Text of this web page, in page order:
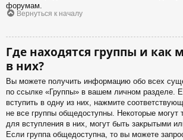
форумам.
Вернуться к началу
Где находятся группы и как
в них?
Вы можете получить информацию обо всех
по ссылке «Группы» в вашем личном разделе.
вступить в одну из них, нажмите
не все группы общедоступны. Некоторые могут
для вступления в них, могут быть закрытыми
Если группа общедоступна, то вы можете